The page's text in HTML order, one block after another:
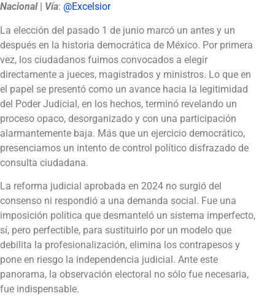
Nacional
Vía: @Excelsior
La elección del pasado 1 de junio marcó un antes y un
después en la historia democrática de México. Por primera
vez, los ciudadanos fuimos convocados a elegir
directamente a jueces, magistrados y ministros. Lo que en
el papel se presentó como un avance hacia la legitimidad
del Poder Judicial, en los hechos, terminó revelando un
proceso opaco, desorganizado y con una participación
alarmantemente baja. Más que un ejercicio democrático,
presenciamos un intento de control político disfrazado de
consulta ciudadana.
La reforma judicial aprobada en 2024 no surgió del
consenso ni respondió a una demanda social. Fue una
imposición política que desmanteló un sistema imperfecto,
sí, pero perfectible, para sustituirlo por un modelo que
debilita la profesionalización, elimina los contrapesos y
pone en riesgo la independencia judicial. Ante este
panorama, la observación electoral no sólo fue necesaria,
fue indispensable.